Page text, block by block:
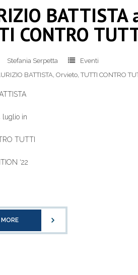
CONTRO
Stefania Serpetta
Eventi
BATTISTA, Orvieto,TUTTI CONTRO
luglio in
TUTTI
‘22
MORE